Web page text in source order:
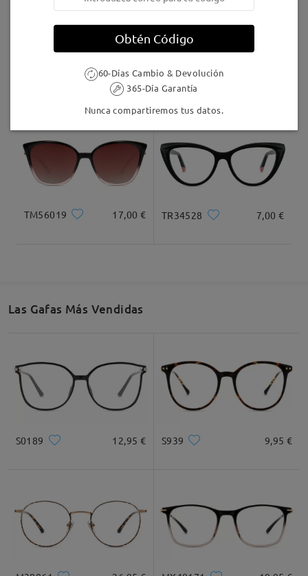
Leer todos los
comentarios
Deje su comentario
9,95 € Judy123
TM56019 17,00 € TR34528 7,00 €
Las Gafas Más Vendidas
S0189 12,95 € S939 9,95 €
Obtén Código
60-Días Cambio & Devolución
365-Día Garantía
Nunca compartiremos tus datos.